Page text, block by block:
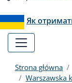
Як
Strona główna
Warszawska